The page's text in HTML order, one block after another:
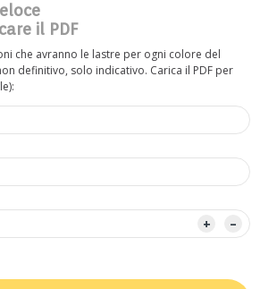
il PDF
che avranno le lastre per ogni colore del
definitivo, solo indicativo. Carica il PDF per
+ –